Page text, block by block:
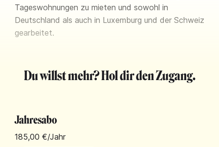
Tageswohnungen zu mieten und sowohl in
Deutschland als auch in Luxemburg und der Schweiz
gearbeitet.
Du willst mehr? Hol dir den Zugang.
Jahresabo
185,00 €/Jahr